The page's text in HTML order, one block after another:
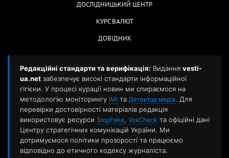
ДОСЛІДНИЦЬКИЙ ЦЕНТР
КУРС ВАЛЮТ
ДОВІДНИК
Редакційні стандарти та верифікація: Видання vesti-
ua.net забезпечує високі стандарти інформаційної
гігієни. У процесі курації новин ми спираємося на
методологію моніторингу ІМІ та Детектор медіа. Для
перевірки достовірності матеріалів редакція
використовує ресурси StopFake, VoxCheck та офіційні дані
Центру стратегічних комунікацій України. Ми
дотримуємося політики прозорості та працюємо
відповідно до етичного кодексу журналіста.